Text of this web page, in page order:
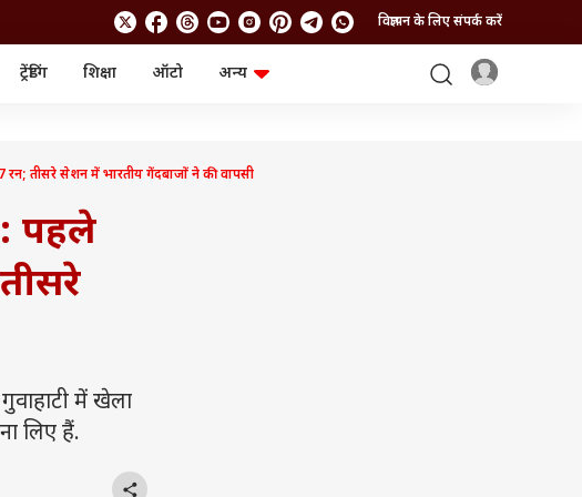
विज्ञापन के लिए संपर्क करें
ट्रेंडिंग शिक्षा ऑटो
अन्य
म्यूचुअल फंड्स
तीसरे सेशन में भारतीय गेंदबाजों ने की वापसी
पहले
में खेला
लिए हैं.